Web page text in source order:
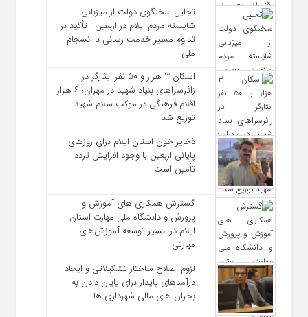
تجلیل سخنگوی دولت از میزبانی
شایسته مردم ایلام در اربعین | تأکید بر
تداوم مسیر خدمت‌ رسانی با انسجام
ملی
اسکان ۳ هزار و ۵۰ نفر ایثارگر در
زائرسراهای بنیاد شهید در مهران؛ ۶ هزار
اقلام فرهنگی در موکب سلام شهید
توزیع شد
ذخایر خون استان ایلام برای روزهای
پایانی اربعین با وجود افزایش تردد
تأمین است
گسترش همکاری‌ های آموزش و
پرورش و دانشگاه ملی مهارت استان
ایلام در مسیر توسعه آموزش‌های
مهارتی
لزوم اصلاح ساختار تشکیلاتی و ایجاد
درآمدهای پایدار برای پایان دادن به
بحران‌ های مالی شهرداری‌ ها